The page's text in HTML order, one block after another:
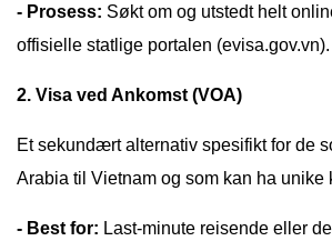
- Prosess: Søkt om og utstedt helt
offisielle statlige portalen (evisa.gov.vn).
2. Visa ved Ankomst (VOA)
Et sekundært alternativ spesifikt for de
Arabia til Vietnam og som kan ha unike
- Best for: Last-minute reisende eller